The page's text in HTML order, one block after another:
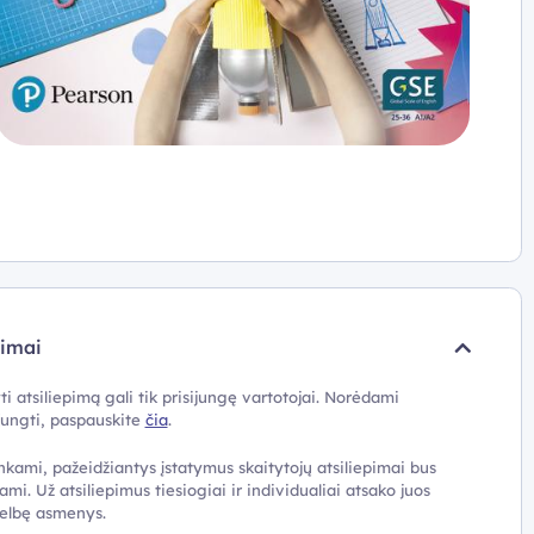
atsiliepimą gali tik prisijungę vartotojai. Norėdami
paspauskite čia.
pažeidžiantys įstatymus skaitytojų atsiliepimai bus
Už atsiliepimus tiesiogiai ir individualiai atsako juos
asmenys.